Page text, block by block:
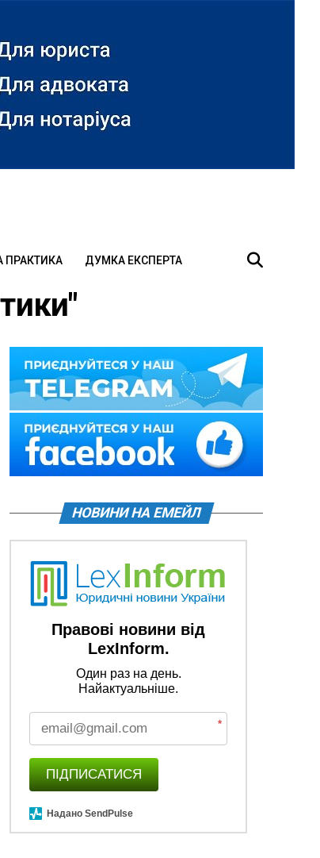
ПРАКТИКА ДУМКА ЕКСПЕРТА
НОВИНИ НА ЕМЕЙЛ
Правові новини від
LexInform.
Один раз на день.
Найактуальніше.
*
ПІДПИСАТИСЯ
Надано SendPulse